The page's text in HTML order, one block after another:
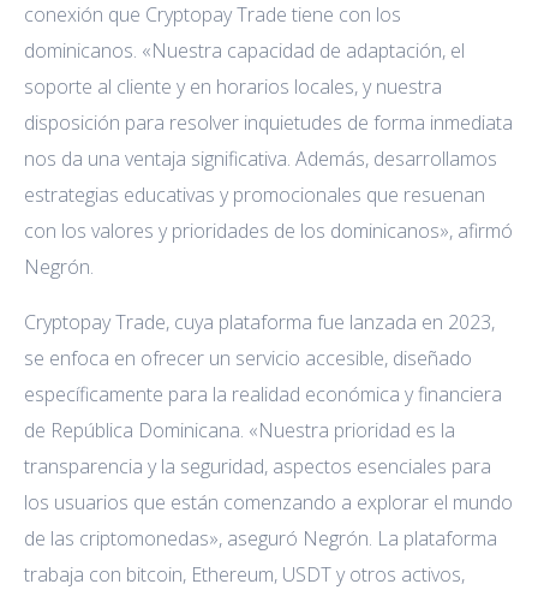
conexión que Cryptopay Trade tiene con los
dominicanos. «Nuestra capacidad de adaptación, el
soporte al cliente y en horarios locales, y nuestra
disposición para resolver inquietudes de forma inmediata
nos da una ventaja significativa. Además, desarrollamos
estrategias educativas y promocionales que resuenan
con los valores y prioridades de los dominicanos», afirmó
Negrón.
Cryptopay Trade, cuya plataforma fue lanzada en 2023,
se enfoca en ofrecer un servicio accesible, diseñado
específicamente para la realidad económica y financiera
de República Dominicana. «Nuestra prioridad es la
transparencia y la seguridad, aspectos esenciales para
los usuarios que están comenzando a explorar el mundo
de las criptomonedas», aseguró Negrón. La plataforma
trabaja con bitcoin, Ethereum, USDT y otros activos,